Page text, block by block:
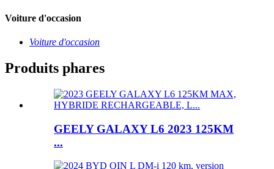
Voiture d'occasion
Voiture d'occasion
Produits phares
GEELY GALAXY L6 2023 125KM
...